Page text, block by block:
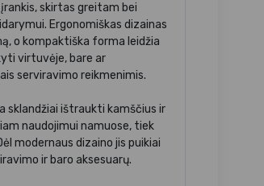
skirtas greitam bei
Ergonomiškas dizainas
o kompaktiška forma leidžia
virtuvėje, bare ar
serviravimo reikmenimis.
sklandžiai ištraukti kamščius ir
naudojimui namuose, tiek
modernaus dizaino jis puikiai
ir baro aksesuarų.